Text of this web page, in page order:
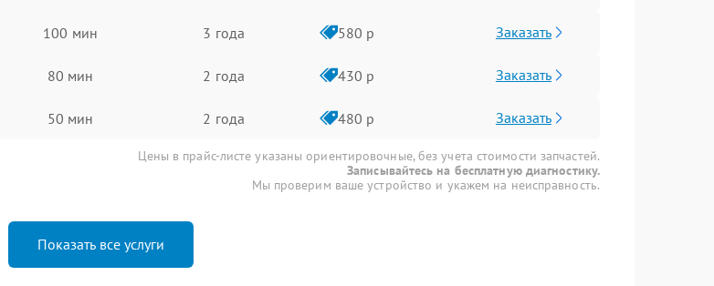
100 мин 3 года 580 р Заказать
80 мин 2 года 430 р Заказать
50 мин 2 года 480 р Заказать
Цены в прайс-листе указаны ориентировочные, без учета стоимости запчастей.
Записывайтесь на бесплатную диагностику.
Мы проверим ваше устройство и укажем на неисправность.
Показать все услуги